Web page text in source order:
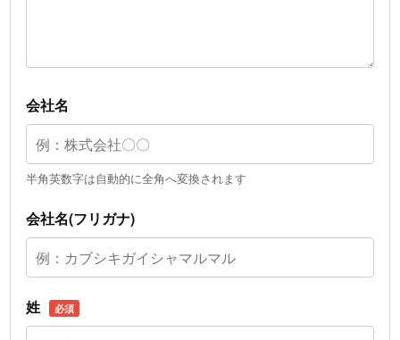
会社名
半角英数字は自動的に全角へ変換されます
会社名(フリガナ)
姓 必須